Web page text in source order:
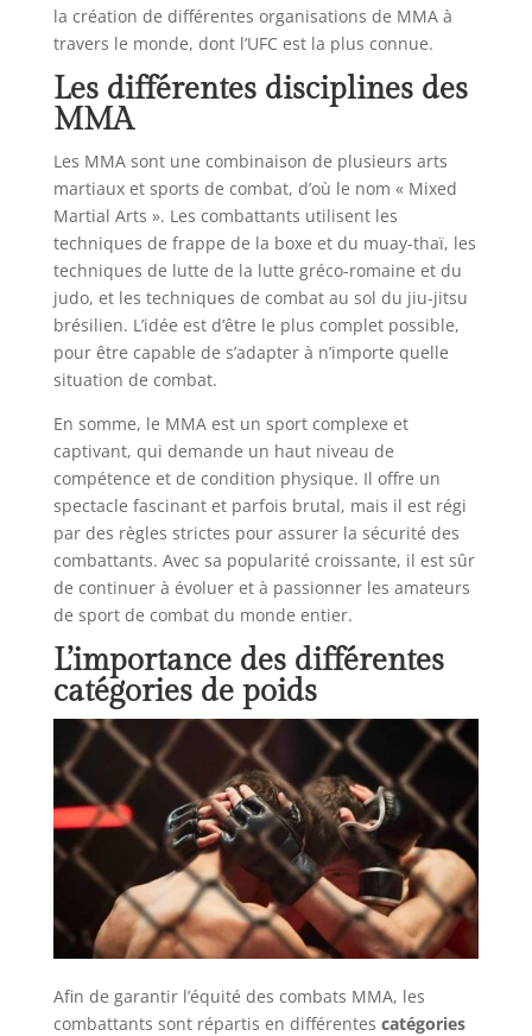
la création de différentes organisations de MMA à
travers le monde, dont l’UFC est la plus connue.
Les différentes disciplines des
MMA
Les MMA sont une combinaison de plusieurs arts
martiaux et sports de combat, d’où le nom « Mixed
Martial Arts ». Les combattants utilisent les
techniques de frappe de la boxe et du muay-thaï, les
techniques de lutte de la lutte gréco-romaine et du
judo, et les techniques de combat au sol du jiu-jitsu
brésilien. L’idée est d’être le plus complet possible,
pour être capable de s’adapter à n’importe quelle
situation de combat.
En somme, le MMA est un sport complexe et
captivant, qui demande un haut niveau de
compétence et de condition physique. Il offre un
spectacle fascinant et parfois brutal, mais il est régi
par des règles strictes pour assurer la sécurité des
combattants. Avec sa popularité croissante, il est sûr
de continuer à évoluer et à passionner les amateurs
de sport de combat du monde entier.
L’importance des différentes
catégories de poids
Afin de garantir l’équité des combats MMA, les
combattants sont répartis en différentes catégories